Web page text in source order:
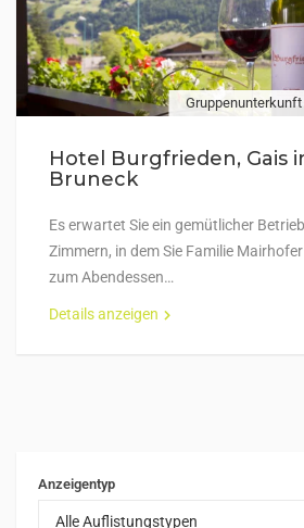
Gruppenunterkunft
Hotel Burgfrieden, Gais
Bruneck
Es erwartet Sie ein gemütlicher
Zimmern, in dem Sie Familie
zum Abendessen…
Details anzeigen
Anzeigentyp
Alle Auflistungstypen